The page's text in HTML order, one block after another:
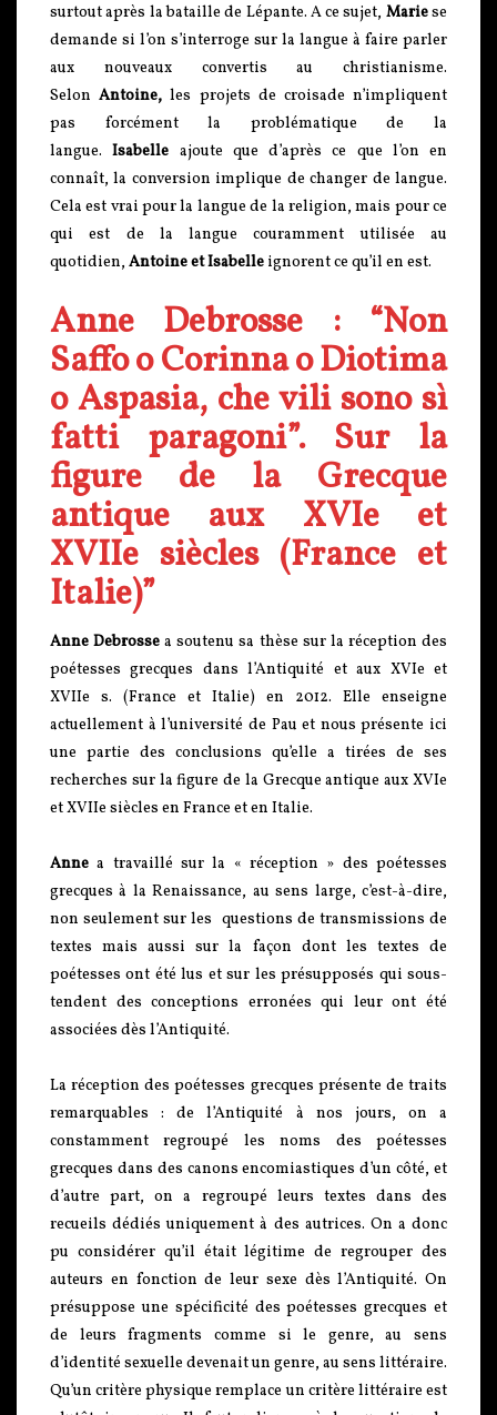
surtout après la bataille de Lépante. A ce sujet, Mariese
demande si l’on s’interroge sur la langue à faire parler
aux nouveaux convertis au christianisme.
SelonAntoine, les projets de croisade n’impliquent
pas forcément la problématique de la
langue.Isabelle ajoute que d’après ce que l’on en
connaît, la conversion implique de changer de langue.
Cela est vrai pour la langue de la religion, mais pour ce
qui est de la langue couramment utilisée au
quotidien, Antoine et Isabelle ignorent ce qu’il en est.
Anne Debrosse : “Non
Saffo o Corinna o Diotima
o Aspasia, che vili sono sì
fatti paragoni”. Sur la
figure de la Grecque
antique aux XVIe et
XVIIe siècles (France et
Italie)”
Anne Debrosse a soutenu sa thèse sur la réception des
poétesses grecques dans l’Antiquité et aux XVIe et
XVIIe s. (France et Italie) en 2012. Elle enseigne
actuellement à l’université de Pau et nous présente ici
une partie des conclusions qu’elle a tirées de ses
recherches sur la figure de la Grecque antique aux XVIe
et XVIIe siècles en France et en Italie.
Anne a travaillé sur la « réception » des poétesses
grecques à la Renaissance, au sens large, c’est-à-dire,
non seulement sur les questions de transmissions de
textes mais aussi sur la façon dont les textes de
poétesses ont été lus et sur les présupposés qui sous-
tendent des conceptions erronées qui leur ont été
associées dès l’Antiquité.
La réception des poétesses grecques présente de traits
remarquables : de l’Antiquité à nos jours, on a
constamment regroupé les noms des poétesses
grecques dans des canons encomiastiques d’un côté, et
d’autre part, on a regroupé leurs textes dans des
recueils dédiés uniquement à des autrices. On a donc
pu considérer qu’il était légitime de regrouper des
auteurs en fonction de leur sexe dès l’Antiquité. On
présuppose une spécificité des poétesses grecques et
de leurs fragments comme si le genre, au sens
d’identité sexuelle devenait un genre, au sens littéraire.
Qu’un critère physique remplace un critère littéraire est